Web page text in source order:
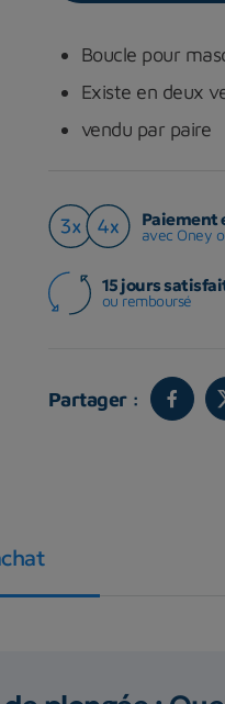
Boucle pour
Existe en deux
vendu par paire
Paiement
avec Oney
15 jours
ou remboursé
Partager :